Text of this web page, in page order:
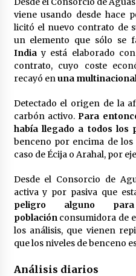
viene usando desde hace
licitó el nuevo contrato de
un elemento que sólo se
Indiay está elaborado
contrato, cuyo coste
recayó enuna
Detectado el origen de la
carbón activo.Para
había llegado a todos los
benceno por encima de
caso de Écija o Arahal, por
Desde el Consorcio de
activa y por pasiva que
peligro alguno
población consumidora de
los análisis, que vienen
que los niveles de benceno
Análisis diarios